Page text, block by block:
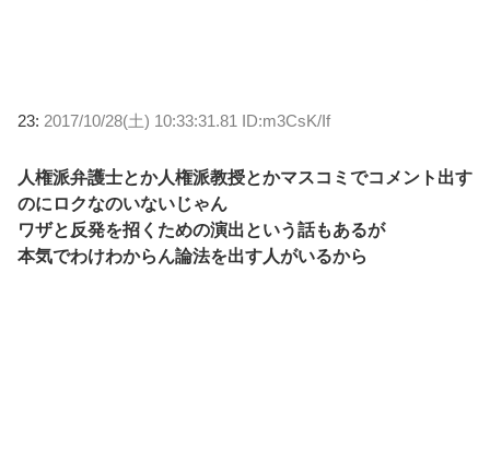
23: 2017/10/28(土) 10:33:31.81 ID:m3CsK/If
人権派弁護士とか人権派教授とかマスコミでコメント出す
のにロクなのいないじゃん
ワザと反発を招くための演出という話もあるが
本気でわけわからん論法を出す人がいるから